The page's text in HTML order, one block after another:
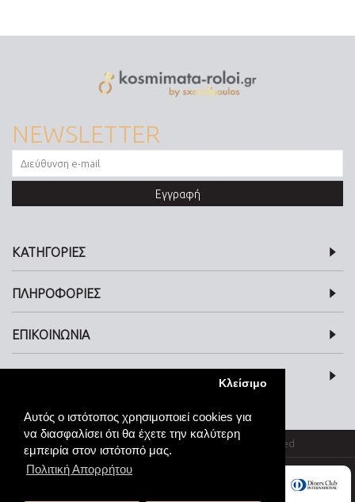
Αυτός ο ιστότοπος χρησιμοποιεί cookies για
να διασφαλίσει ότι θα έχετε την καλύτερη
εμπειρία στον ιστότοπό μας.
Πολιτική Απορρήτου
Κλείσιμο
NEWSLETTER
Εγγραφή
ΚΑΤΗΓΟΡΙΕΣ
ΠΛΗΡΟΦΟΡΙΕΣ
ΕΠΙΚΟΙΝΩΝΙΑ
© kosmimata-roloi.gr Jewellery. All rights reserved